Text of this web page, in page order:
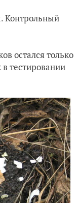
Контрольный
остался только
в тестировании